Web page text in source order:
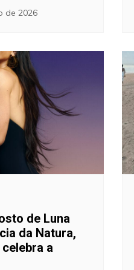
de 2026
de Luna
da Natura,
a